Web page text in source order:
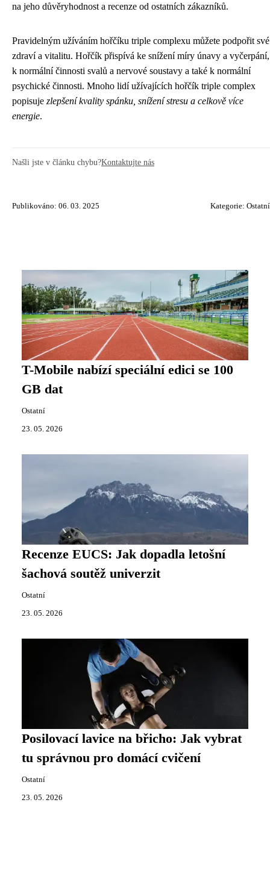
na jeho důvěryhodnost a recenze od ostatních zákazníků.
Pravidelným užíváním hořčíku triple complexu můžete podpořit své
zdraví a vitalitu. Hořčík přispívá ke snížení míry únavy a vyčerpání,
k normální činnosti svalů a nervové soustavy a také k normální
psychické činnosti. Mnoho lidí užívajících hořčík triple complex
popisuje zlepšení kvality spánku, snížení stresu a celkově více
energie.
Našli jste v článku chybu?Kontaktujte nás
Publikováno: 06. 03. 2025 Kategorie: Ostatní
T-Mobile nabízí speciální edici se 100
GB dat
Ostatní
23. 05. 2026
Recenze EUCS: Jak dopadla letošní
šachová soutěž univerzit
Ostatní
23. 05. 2026
Posilovací lavice na břicho: Jak vybrat
tu správnou pro domácí cvičení
Ostatní
23. 05. 2026